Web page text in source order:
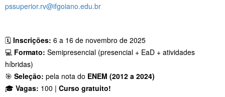
pssuperior.rv@ifgoiano.edu.br
🗓️ Inscrições: 6 a 16 de novembro de 2025
💻 Formato: Semipresencial (presencial + EaD + atividades
híbridas)
🎯 Seleção: pela nota do ENEM (2012 a 2024)
🎓 Vagas: 100 | Curso gratuito!